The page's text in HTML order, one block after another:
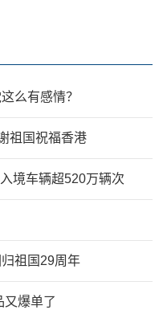
么有感情？
祖国祝福香港
境车辆超520万辆次
祖国29周年
又爆单了